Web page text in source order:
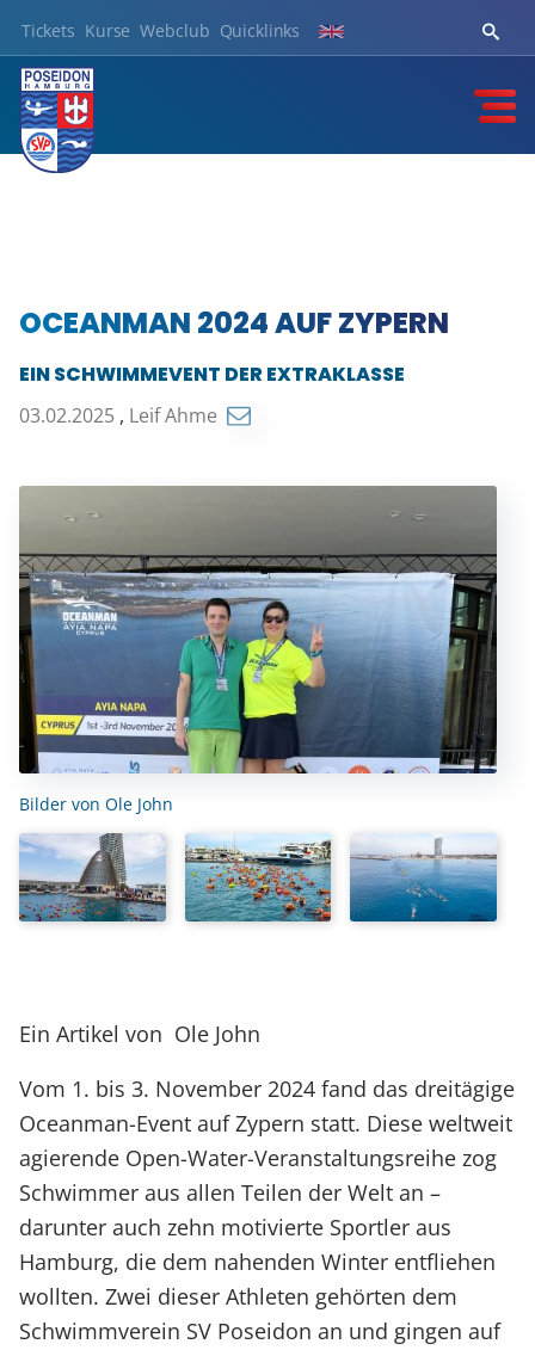
Tickets Kurse Webclub Quicklinks
OCEANMAN 2024 AUF ZYPERN
EIN SCHWIMMEVENT DER EXTRAKLASSE
03.02.2025 , Leif Ahme
Bilder von Ole John
Ein Artikel von Ole John
Vom 1. bis 3. November 2024 fand das dreitägige
Oceanman-Event auf Zypern statt. Diese weltweit
agierende Open-Water-Veranstaltungsreihe zog
Schwimmer aus allen Teilen der Welt an –
darunter auch zehn motivierte Sportler aus
Hamburg, die dem nahenden Winter entfliehen
wollten. Zwei dieser Athleten gehörten dem
Schwimmverein SV Poseidon an und gingen auf